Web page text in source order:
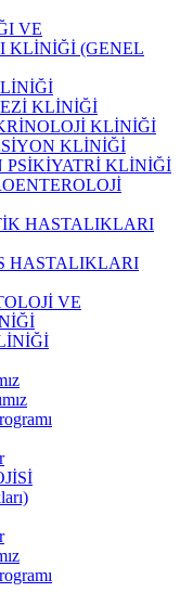
VE
KLİNİĞİ (GENEL
KLİNİĞİ
KLİNİĞİ
KLİNİĞİ
PSİKİYATRİ KLİNİĞİ
HASTALIKLARI
HASTALIKLARI
VE